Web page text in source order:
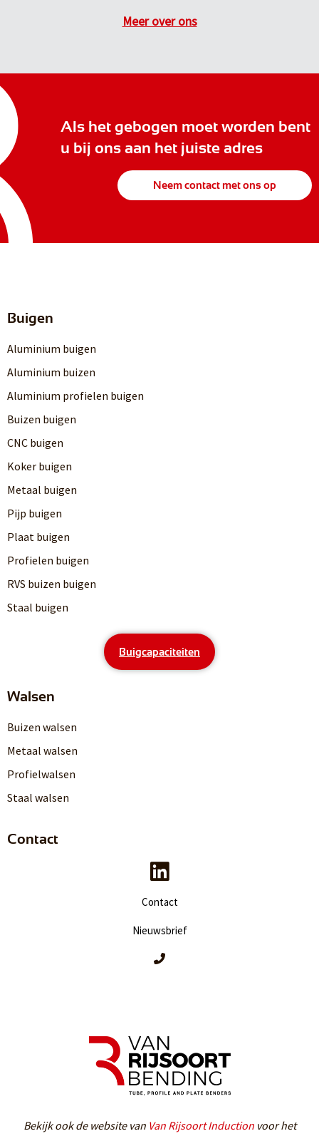
Meer over ons
Als het gebogen moet worden bent
u bij ons aan het juiste adres
Neem contact met ons op
Buigen
Aluminium buigen
Aluminium buizen
Aluminium profielen buigen
Buizen buigen
CNC buigen
Koker buigen
Metaal buigen
Pijp buigen
Plaat buigen
Profielen buigen
RVS buizen buigen
Staal buigen
Buigcapaciteiten
Walsen
Buizen walsen
Metaal walsen
Profielwalsen
Staal walsen
Contact
Contact
Nieuwsbrief
Bekijk ook de website van Van Rijsoort Inductionvoor het